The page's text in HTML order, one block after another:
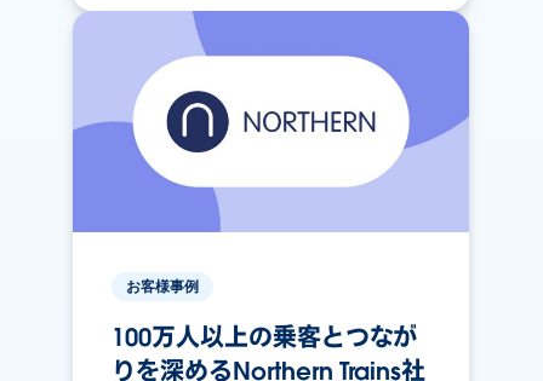
お客様事例
100万人以上の乗客とつなが
りを深めるNorthern Trains社